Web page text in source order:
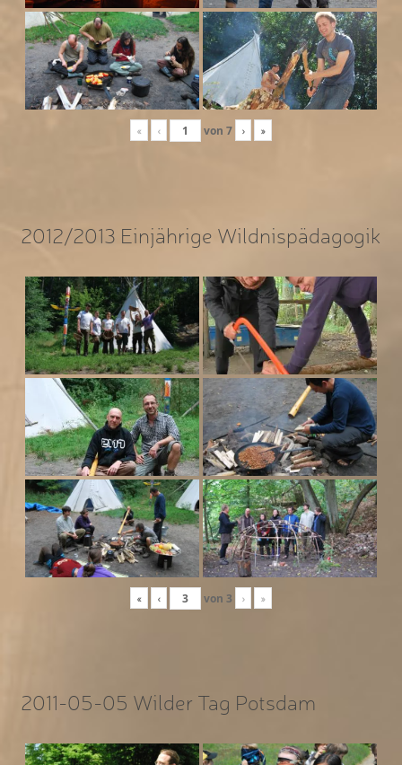
« ‹ von 7 › »
2012/2013 Einjährige Wildnispädagogik
« ‹ von 3 › »
2011-05-05 Wilder Tag Potsdam